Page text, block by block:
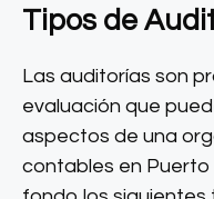
Tipos de
Las auditorías son
evaluación que
aspectos de una
contables en